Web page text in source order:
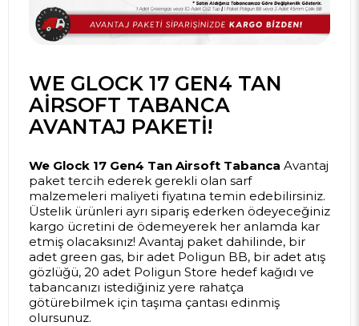
WE GLOCK 17 GEN4 TAN
AIRSOFT TABANCA
AVANTAJ PAKETI!
We Glock 17 Gen4 Tan Airsoft Tabanca Avantaj
paket tercih ederek gerekli olan sarf
malzemeleri maliyeti fiyatına temin edebilirsiniz.
Üstelik ürünleri ayrı sipariş ederken ödeyeceğiniz
kargo ücretini de ödemeyerek her anlamda kar
etmiş olacaksınız! Avantaj paket dahilinde, bir
adet green gas, bir adet Poligun BB, bir adet atış
gözlüğü, 20 adet Poligun Store hedef kağıdı ve
tabancanızı istediğiniz yere rahatça
götürebilmek için taşıma çantası edinmiş
olursunuz.